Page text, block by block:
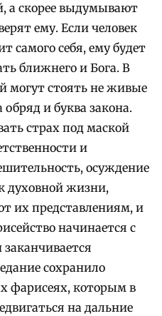
а скорее выдумывают
ему. Если человек
самого себя, ему будет
ближнего и Бога. В
могут стоять не живые
и буква закона.
страх под маской
и
осуждение
духовной жизни,
их представлениям, и
начинается с
заканчивается
сохранило
фарисеях, которым в
на дальние